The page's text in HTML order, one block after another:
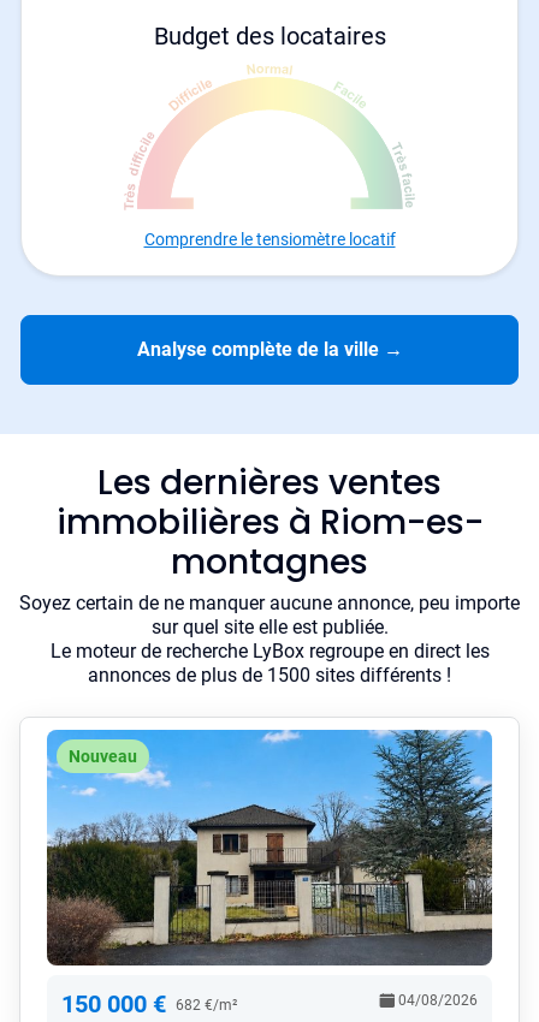
Budget des locataires
Comprendre le tensiomètre locatif
Analyse complète de la ville →
Les dernières ventes
immobilières à Riom-es-
montagnes
Soyez certain de ne manquer aucune annonce, peu importe
sur quel site elle est publiée.
Le moteur de recherche LyBox regroupe en direct les
annonces de plus de 1500 sites différents !
Nouveau
150 000 € 682 €/m² 04/08/2026